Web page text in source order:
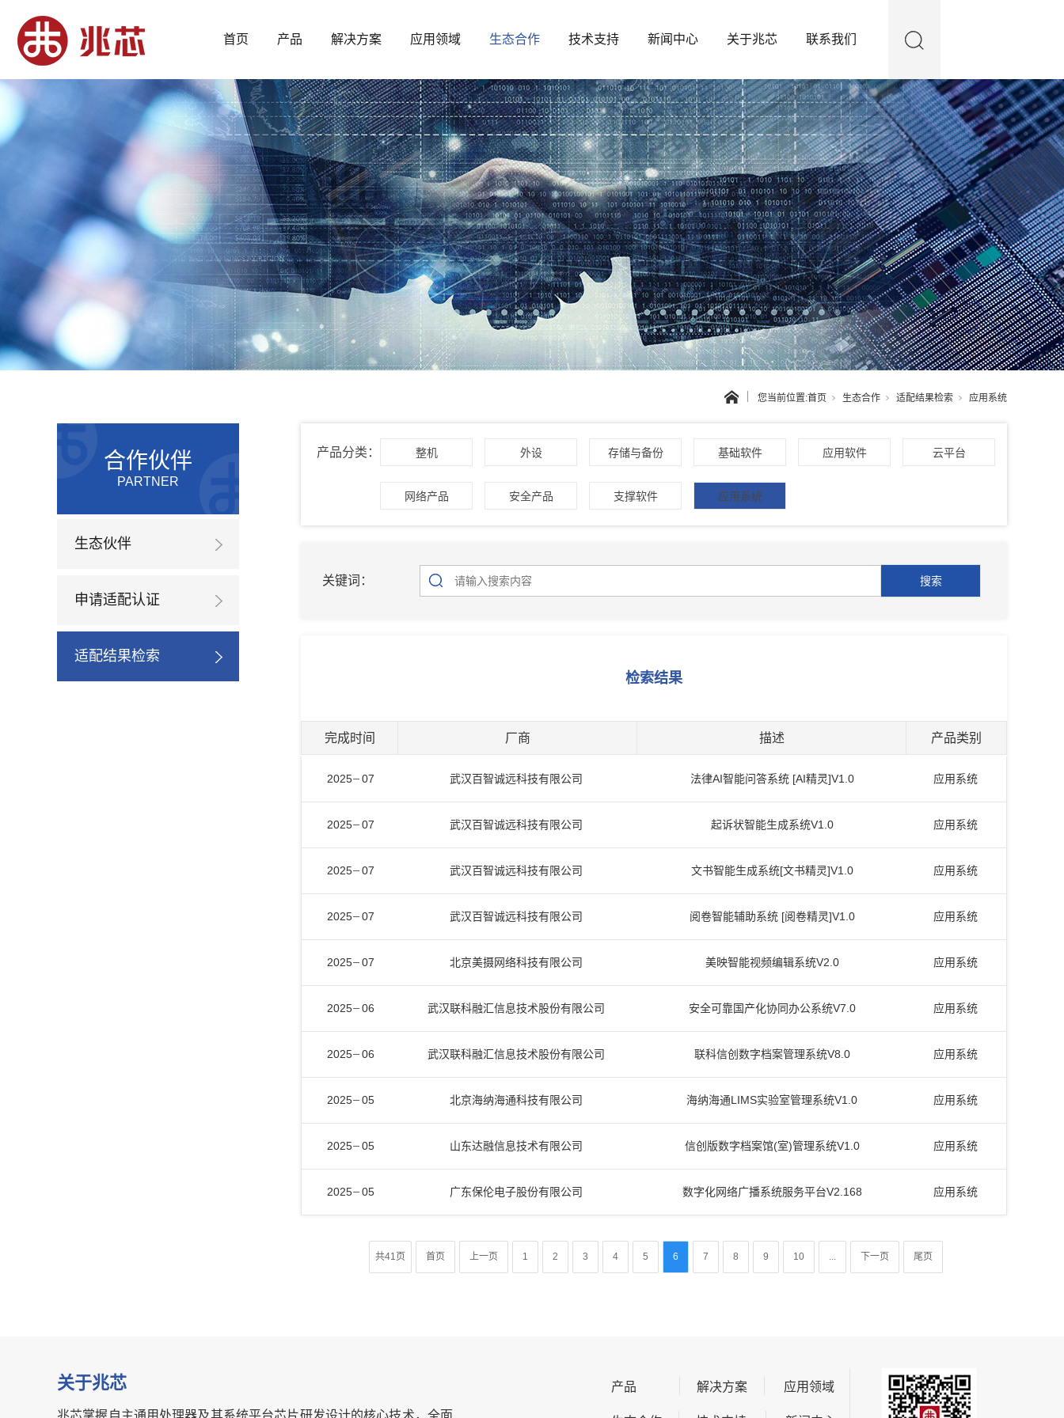
首页 产品 解决方案 应用领域 生态合作 技术支持 新闻中心 关于兆芯 联系我们
您当前位置:首页 生态合作 适配结果检索 应用系统
合作伙伴
PARTNER
生态伙伴
申请适配认证
适配结果检索
检索结果
完成时间 厂商 描述 产品类别
产品分类： 整机 外设 存储与备份 基础软件 应用软件 云平台
网络产品 安全产品 支撑软件 应用系统
关键词：
2025 07 武汉百智诚远科技有限公司 法律AI智能问答系统 [AI精灵]V1.0 应用系统
2025 07 武汉百智诚远科技有限公司 起诉状智能生成系统V1.0 应用系统
2025 07 武汉百智诚远科技有限公司 文书智能生成系统[文书精灵]V1.0 应用系统
2025 07 武汉百智诚远科技有限公司 阅卷智能辅助系统 [阅卷精灵]V1.0 应用系统
2025 07 北京美摄网络科技有限公司 美映智能视频编辑系统V2.0 应用系统
2025 06 武汉联科融汇信息技术股份有限公司 安全可靠国产化协同办公系统V7.0 应用系统
2025 06 武汉联科融汇信息技术股份有限公司 联科信创数字档案管理系统V8.0 应用系统
2025 05 北京海纳海通科技有限公司 海纳海通LIMS实验室管理系统V1.0 应用系统
2025 05 山东达融信息技术有限公司 信创版数字档案馆(室)管理系统V1.0 应用系统
2025 05 广东保伦电子股份有限公司 数字化网络广播系统服务平台V2.168 应用系统
共41页 首页 上一页 1 2 3 4 5 6 7 8 9 10 ... 下一页 尾页
关于兆芯
兆芯掌握自主通用处理器及其系统平台芯片研发设计的核心技术，全面
产品 解决方案 应用领域